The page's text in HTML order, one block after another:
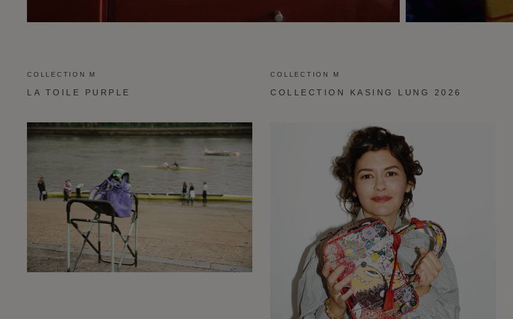
COLLECTION M
LA TOILE PURPLE
COLLECTION M
COLLECTION KASING LUNG 2026